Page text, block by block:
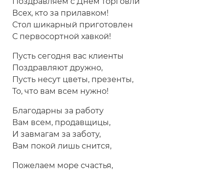
Всех, кто за прилавком!
Стол шикарный приготовлен
С первосортной хавкой!
Пусть сегодня вас клиенты
Поздравляют дружно,
Пусть несут цветы, презенты,
То, что вам всем нужно!
Благодарны за работу
Вам всем, продавщицы,
И завмагам за заботу,
Вам покой лишь снится,
Пожелаем море счастья,